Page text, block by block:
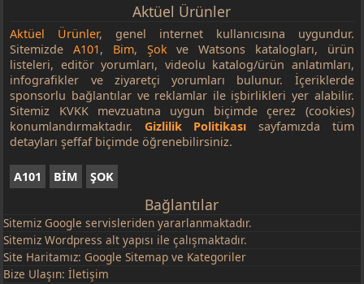
Aktüel Ürünler
Aktüel Ürünler, genel internet kullanıcısına uygundur.
SitemizdeA101, Bim, Şokve Watsons katalogları, ürün
listeleri, editör yorumları, videolu katalog/ürün anlatımları,
infografikler ve ziyaretçi yorumları bulunur. İçeriklerde
sponsorlu bağlantılar ve reklamlar ile işbirlikleri yer alabilir.
Sitemiz KVKK mevzuatına uygun biçimde çerez (cookies)
konumlandırmaktadır. Gizlilik Politikası sayfamızda tüm
detayları şeffaf biçimde öğrenebilirsiniz.
A101 BİM ŞOK
Bağlantılar
Sitemiz Google servisleriden yararlanmaktadır.
Sitemiz Wordpress alt yapısı ile çalışmaktadır.
Site Haritamız: Google Sitemap ve Kategoriler
Bize Ulaşın:İletişim